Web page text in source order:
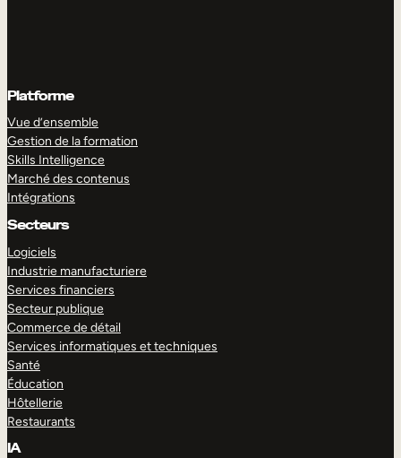
Platforme
Vue d’ensemble
Gestion de la formation
Skills Intelligence
Marché des contenus
Intégrations
Secteurs
Logiciels
Industrie manufacturiere
Services financiers
Secteur publique
Commerce de détail
Services informatiques et techniques
Santé
Éducation
Hôtellerie
Restaurants
IA